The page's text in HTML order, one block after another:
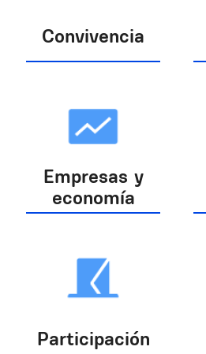
Convivencia
Empresas y
economía
Participación